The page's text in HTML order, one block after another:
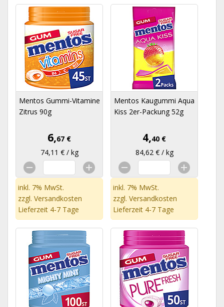
Mentos Gummi-Vitamine
Zitrus 90g
6,67 €
74,11 € / kg
inkl. 7% MwSt.
zzgl. Versandkosten
Lieferzeit 4-7 Tage
Mentos Kaugummi Aqua
Kiss 2er-Packung 52g
4,40 €
84,62 € / kg
inkl. 7% MwSt.
zzgl. Versandkosten
Lieferzeit 4-7 Tage